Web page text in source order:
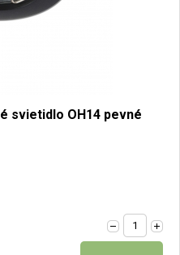
svietidlo OH14 pevné